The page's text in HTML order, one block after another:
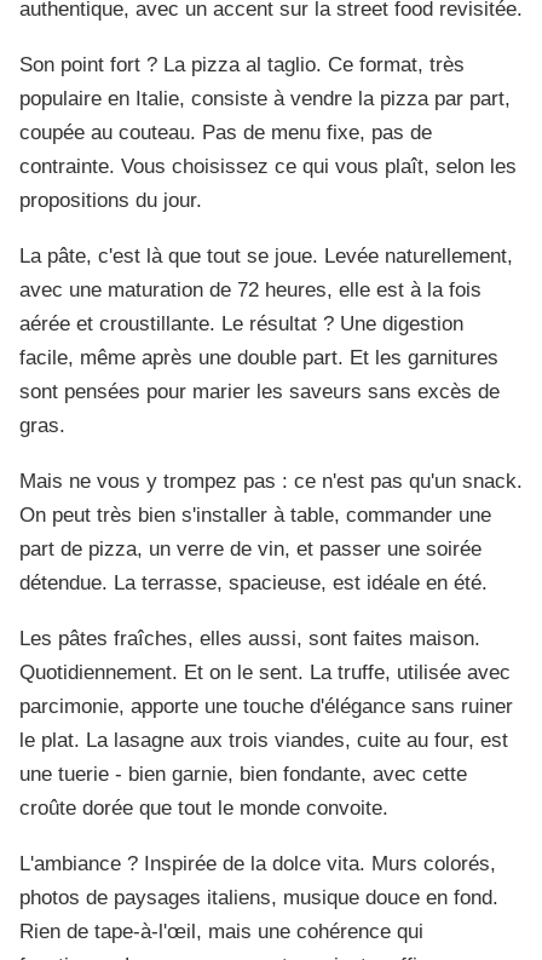
authentique, avec un accent sur la street food revisitée.
Son point fort ? La pizza al taglio. Ce format, très
populaire en Italie, consiste à vendre la pizza par part,
coupée au couteau. Pas de menu fixe, pas de
contrainte. Vous choisissez ce qui vous plaît, selon les
propositions du jour.
La pâte, c'est là que tout se joue. Levée naturellement,
avec une maturation de 72 heures, elle est à la fois
aérée et croustillante. Le résultat ? Une digestion
facile, même après une double part. Et les garnitures
sont pensées pour marier les saveurs sans excès de
gras.
Mais ne vous y trompez pas : ce n'est pas qu'un snack.
On peut très bien s'installer à table, commander une
part de pizza, un verre de vin, et passer une soirée
détendue. La terrasse, spacieuse, est idéale en été.
Les pâtes fraîches, elles aussi, sont faites maison.
Quotidiennement. Et on le sent. La truffe, utilisée avec
parcimonie, apporte une touche d'élégance sans ruiner
le plat. La lasagne aux trois viandes, cuite au four, est
une tuerie - bien garnie, bien fondante, avec cette
croûte dorée que tout le monde convoite.
L'ambiance ? Inspirée de la dolce vita. Murs colorés,
photos de paysages italiens, musique douce en fond.
Rien de tape-à-l'œil, mais une cohérence qui